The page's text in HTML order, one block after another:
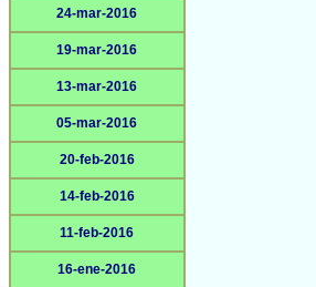
24-mar-2016
19-mar-2016
13-mar-2016
05-mar-2016
20-feb-2016
14-feb-2016
11-feb-2016
16-ene-2016